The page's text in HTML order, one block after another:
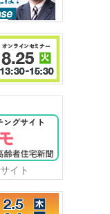
イト